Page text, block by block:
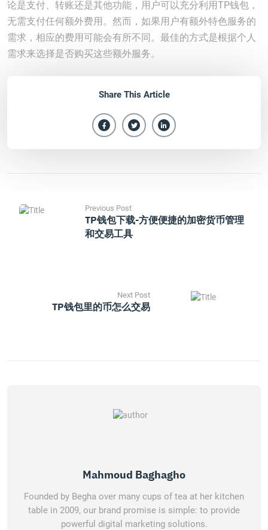
论是支付、转账还是其他功能，用户可以充分利用TP钱包，
无需支付任何额外费用。然而，如果用户有额外特色服务的
需求，相应的费用可能会有所不同。最佳的方式是根据个人
需求来选择是否购买这些额外服务。
Share This Article
Previous Post
TP钱包下载-方便便捷的加密货币管理
和交易工具
Next Post
TP钱包里的币怎么交易
Mahmoud Baghagho
Founded by Begha over many cups of tea at her kitchen
table in 2009, our brand promise is simple: to provide
powerful digital marketing solutions.